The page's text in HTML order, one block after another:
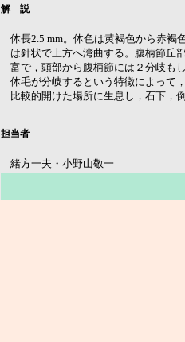
解 説
体長2.5 mm。体色は黄褐色から赤褐
は針状で上方へ湾曲する。腹柄節丘
富で，頭部から腹柄節には２分岐も
体毛が分岐するという特徴によって
比較的開けた場所に生息し，石下，
担当者
緒方一夫・小野山敬一